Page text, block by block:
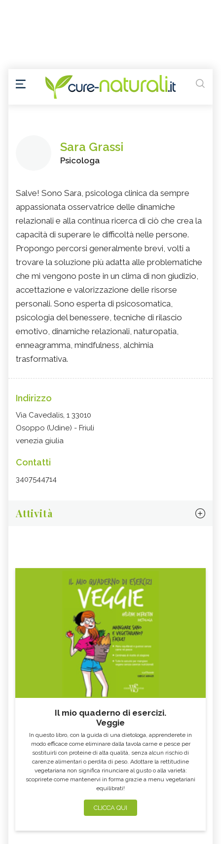
Sara Grassi
Psicologa
Salve! Sono Sara, psicologa clinica da sempre
appassionata osservatrice delle dinamiche
relazionali e alla continua ricerca di ciò che crea la
capacità di superare le difficoltà nelle persone.
Propongo percorsi generalmente brevi, volti a
trovare la soluzione più adatta alle problematiche
che mi vengono poste in un clima di non giudizio,
accettazione e valorizzazione delle risorse
personali. Sono esperta di psicosomatica,
psicologia del benessere, tecniche di rilascio
emotivo, dinamiche relazionali, naturopatia,
enneagramma, mindfulness, alchimia
trasformativa.
Indirizzo
Via Cavedalis, 1 33010
Osoppo (Udine) - Friuli
venezia giulia
Contatti
3407544714
Attività
Il mio quaderno di esercizi.
Veggie
In questo libro, con la guida di una dietologa, apprenderete in
modo efficace come eliminare dalla tavola carne e pesce per
sostituirli con proteine di alta qualità, senza alcun rischio di
carenze alimentari o perdita di peso. Adottare la rettitudine
vegetariana non significa rinunciare al gusto o alla varietà:
scoprirete come mantenervi in forma grazie a menu vegetariani
equilibrati!
CLICCA QUI